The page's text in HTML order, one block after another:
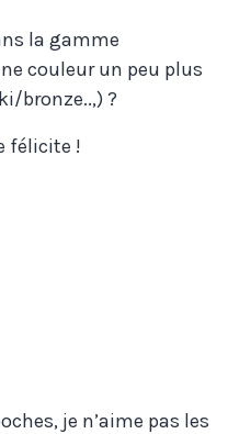
la gamme
couleur un peu plus
bronze..,) ?
félicite !
je n’aime pas les